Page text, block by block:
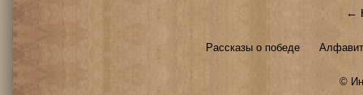
←
Рассказы о победе
©